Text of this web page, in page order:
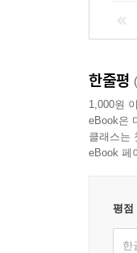
한줄평
1,000원
eBook은
클래스는
eBook 페
평점
한